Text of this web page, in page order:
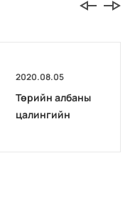
2020.08.05
Төрийн албаны
цалингийн